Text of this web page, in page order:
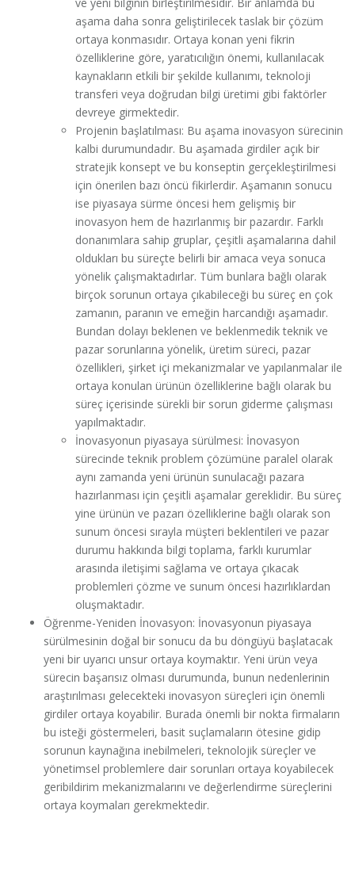
aşama daha sonra geliştirilecek taslak bir çözüm
ortaya konmasıdır. Ortaya konan yeni fikrin
özelliklerine göre, yaratıcılığın önemi, kullanılacak
kaynakların etkili bir şekilde kullanımı, teknoloji
transferi veya doğrudan bilgi üretimi gibi faktörler
devreye girmektedir.
Projenin başlatılması: Bu aşama inovasyon sürecinin
kalbi durumundadır. Bu aşamada girdiler açık bir
stratejik konsept ve bu konseptin gerçekleştirilmesi
için önerilen bazı öncü fikirlerdir. Aşamanın sonucu
ise piyasaya sürme öncesi hem gelişmiş bir
inovasyon hem de hazırlanmış bir pazardır. Farklı
donanımlara sahip gruplar, çeşitli aşamalarına dahil
oldukları bu süreçte belirli bir amaca veya sonuca
yönelik çalışmaktadırlar. Tüm bunlara bağlı olarak
birçok sorunun ortaya çıkabileceği bu süreç en çok
zamanın, paranın ve emeğin harcandığı aşamadır.
Bundan dolayı beklenen ve beklenmedik teknik ve
pazar sorunlarına yönelik, üretim süreci, pazar
özellikleri, şirket içi mekanizmalar ve yapılanmalar ile
ortaya konulan ürünün özelliklerine bağlı olarak bu
süreç içerisinde sürekli bir sorun giderme çalışması
yapılmaktadır.
İnovasyonun piyasaya sürülmesi: İnovasyon
sürecinde teknik problem çözümüne paralel olarak
aynı zamanda yeni ürünün sunulacağı pazara
hazırlanması için çeşitli aşamalar gereklidir. Bu süreç
yine ürünün ve pazarı özelliklerine bağlı olarak son
sunum öncesi sırayla müşteri beklentileri ve pazar
durumu hakkında bilgi toplama, farklı kurumlar
arasında iletişimi sağlama ve ortaya çıkacak
problemleri çözme ve sunum öncesi hazırlıklardan
oluşmaktadır.
Öğrenme-Yeniden İnovasyon: İnovasyonun piyasaya
sürülmesinin doğal bir sonucu da bu döngüyü başlatacak
yeni bir uyarıcı unsur ortaya koymaktır. Yeni ürün veya
sürecin başarısız olması durumunda, bunun nedenlerinin
araştırılması gelecekteki inovasyon süreçleri için önemli
girdiler ortaya koyabilir. Burada önemli bir nokta firmaların
bu isteği göstermeleri, basit suçlamaların ötesine gidip
sorunun kaynağına inebilmeleri, teknolojik süreçler ve
yönetimsel problemlere dair sorunları ortaya koyabilecek
geribildirim mekanizmalarını ve değerlendirme süreçlerini
ortaya koymaları gerekmektedir.